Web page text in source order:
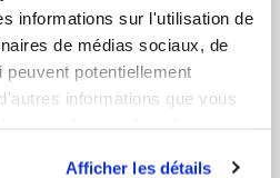
informations sur l'utilisation de
de médias sociaux, de
potentiellement
informations que vous
Afficher les détails